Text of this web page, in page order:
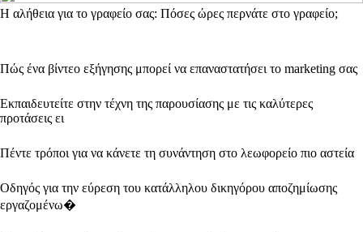
Η αλήθεια για το γραφείο σας: Πόσες ώρες περνάτε στο γραφείο;
Πώς ένα βίντεο εξήγησης μπορεί να επαναστατήσει το marketing σας
Εκπαιδευτείτε στην τέχνη της παρουσίασης με τις καλύτερες
προτάσεις ει
Πέντε τρόποι για να κάνετε τη συνάντηση στο λεωφορείο πιο αστεία
Οδηγός για την εύρεση του κατάλληλου δικηγόρου αποζημίωσης
εργαζομένω�